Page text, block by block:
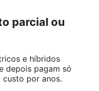
parcial ou
e híbridos
depois pagam só
custo por anos.